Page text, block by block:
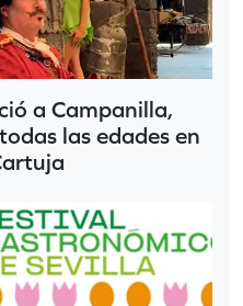
a Campanilla,
las edades en